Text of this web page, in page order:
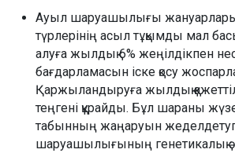
Ауыл шаруашылығы
түрлерінің асыл тұқымды мал
алуға жылдық 6% жеңілдікпен
бағдарламасын іске қосу
Қаржыландыруға жылдық
теңгені құрайды. Бұл шараны
табынның жаңаруын
шаруашылығының генетикалық